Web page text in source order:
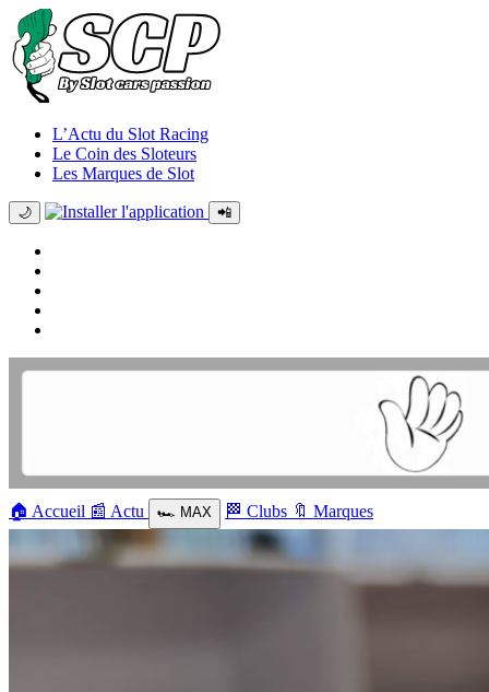
L’Actu du Slot Racing
Le Coin des Sloteurs
Les Marques de Slot
🌙 📲
🏠 Accueil 📰 Actu 🏎️ MAX 🏁 Clubs 🔖 Marques